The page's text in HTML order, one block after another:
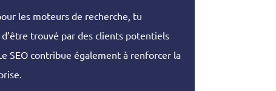
les moteurs de recherche, tu
trouvé par des clients potentiels
SEO contribue également à renforcer la